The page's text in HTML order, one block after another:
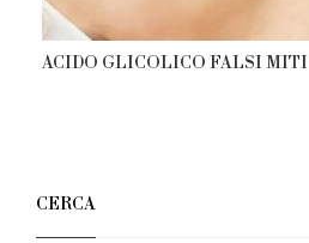
ACIDO GLICOLICO FALSI MITI
CERCA